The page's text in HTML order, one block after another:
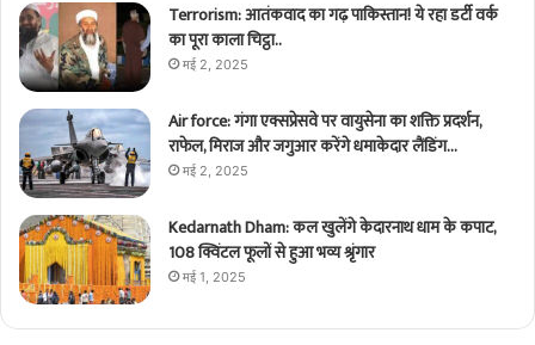
Terrorism: आतंकवाद का गढ़ पाकिस्तान! ये रहा डर्टी वर्क
का पूरा काला चिट्ठा..
मई 2, 2025
Air force: गंगा एक्सप्रेसवे पर वायुसेना का शक्ति प्रदर्शन,
राफेल, मिराज और जगुआर करेंगे धमाकेदार लैंडिंग…
मई 2, 2025
Kedarnath Dham: कल खुलेंगे केदारनाथ धाम के कपाट,
108 क्विंटल फूलों से हुआ भव्य श्रृंगार
मई 1, 2025